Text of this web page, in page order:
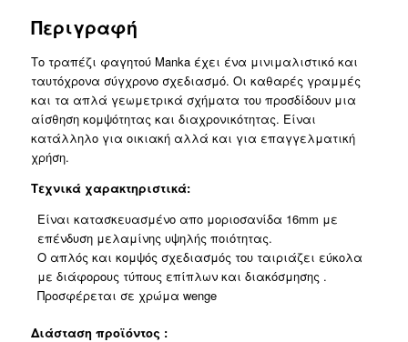
ποσότητα
Περιγραφή
Το τραπέζι φαγητού Manka έχει ένα μινιμαλιστικό και
ταυτόχρονα σύγχρονο σχεδιασμό. Οι καθαρές γραμμές
και τα απλά γεωμετρικά σχήματα του προσδίδουν μια
αίσθηση κομψότητας και διαχρονικότητας. Είναι
κατάλληλο για οικιακή αλλά και για επαγγελματική
χρήση.
Τεχνικά χαρακτηριστικά:
Είναι κατασκευασμένο απο μοριοσανίδα 16mm με
επένδυση μελαμίνης υψηλής ποιότητας.
Ο απλός και κομψός σχεδιασμός του ταιριάζει εύκολα
με διάφορους τύπους επίπλων και διακόσμησης .
Προσφέρεται σε χρώμα wenge
Διάσταση προϊόντος :